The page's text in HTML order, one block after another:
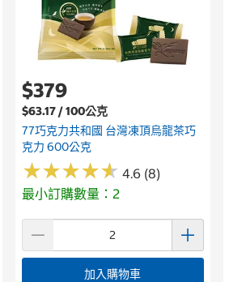
$379
$63.17 / 100公克
77巧克力共和國 台灣凍頂烏龍茶巧
克力 600公克
★★★★★
★★★★★ 4.6 (8)
最小訂購數量：2
加入購物車